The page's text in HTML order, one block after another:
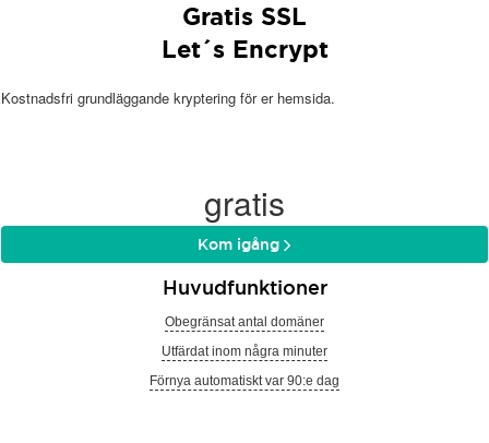
Gratis SSL
Let´s Encrypt
Kostnadsfri grundläggande kryptering för er hemsida.
gratis
Kom igång
Huvudfunktioner
Obegränsat antal domäner
Utfärdat inom några minuter
Förnya automatiskt var 90:e dag